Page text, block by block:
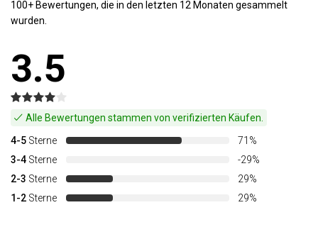
100+ Bewertungen, die in den letzten 12 Monaten gesammelt
wurden.
3.5
Alle Bewertungen stammen von verifizierten Käufen.
4-5 Sterne
71%
3-4 Sterne
-29%
2-3 Sterne
29%
1-2 Sterne 29%